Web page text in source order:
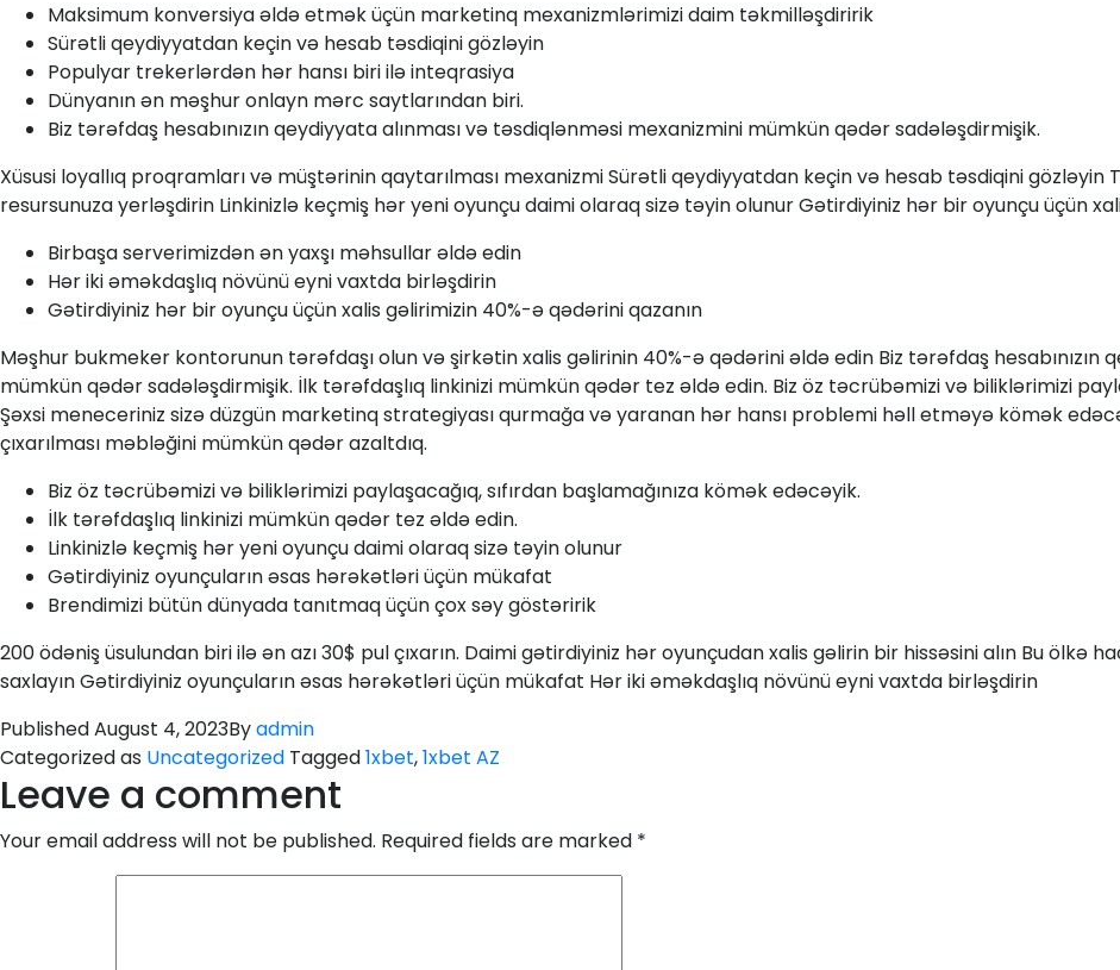
Maksimum konversiya əldə etmək üçün marketinq mexanizmlərimizi daim təkmilləşdiririk
Sürətli qeydiyyatdan keçin və hesab təsdiqini gözləyin
Populyar trekerlərdən hər hansı biri ilə inteqrasiya
Dünyanın ən məşhur onlayn mərc saytlarından biri.
Biz tərəfdaş hesabınızın qeydiyyata alınması və təsdiqlənməsi mexanizmini mümkün qədər sadələşdirmişik.
Xüsusi loyallıq proqramları və müştərinin qaytarılması mexanizmi Sürətli qeydiyyatdan keçin və hesab təsdiqini gözləyin
resursunuza yerləşdirin Linkinizlə keçmiş hər yeni oyunçu daimi olaraq sizə təyin olunur Gətirdiyiniz hər bir oyunçu üçün
Birbaşa serverimizdən ən yaxşı məhsullar əldə edin
Hər iki əməkdaşlıq növünü eyni vaxtda birləşdirin
Gətirdiyiniz hər bir oyunçu üçün xalis gəlirimizin 40%-ə qədərini qazanın
Məşhur bukmeker kontorunun tərəfdaşı olun və şirkətin xalis gəlirinin 40%-ə qədərini əldə edin Biz tərəfdaş hesabınızın
mümkün qədər sadələşdirmişik. İlk tərəfdaşlıq linkinizi mümkün qədər tez əldə edin. Biz öz təcrübəmizi və biliklərimizi
Şəxsi meneceriniz sizə düzgün marketinq strategiyası qurmağa və yaranan hər hansı problemi həll etməyə kömək
çıxarılması məbləğini mümkün qədər azaltdıq.
Biz öz təcrübəmizi və biliklərimizi paylaşacağıq, sıfırdan başlamağınıza kömək edəcəyik.
İlk tərəfdaşlıq linkinizi mümkün qədər tez əldə edin.
Linkinizlə keçmiş hər yeni oyunçu daimi olaraq sizə təyin olunur
Gətirdiyiniz oyunçuların əsas hərəkətləri üçün mükafat
Brendimizi bütün dünyada tanıtmaq üçün çox səy göstəririk
200 ödəniş üsulundan biri ilə ən azı 30$ pul çıxarın. Daimi gətirdiyiniz hər oyunçudan xalis gəlirin bir hissəsini alın Bu ölkə
saxlayın Gətirdiyiniz oyunçuların əsas hərəkətləri üçün mükafat Hər iki əməkdaşlıq növünü eyni vaxtda birləşdirin
PublishedAugust 4, 2023Byadmin
Categorized as Uncategorized Tagged1xbet,1xbet AZ
Leave a comment
Your email address will not be published. Required fields are marked *